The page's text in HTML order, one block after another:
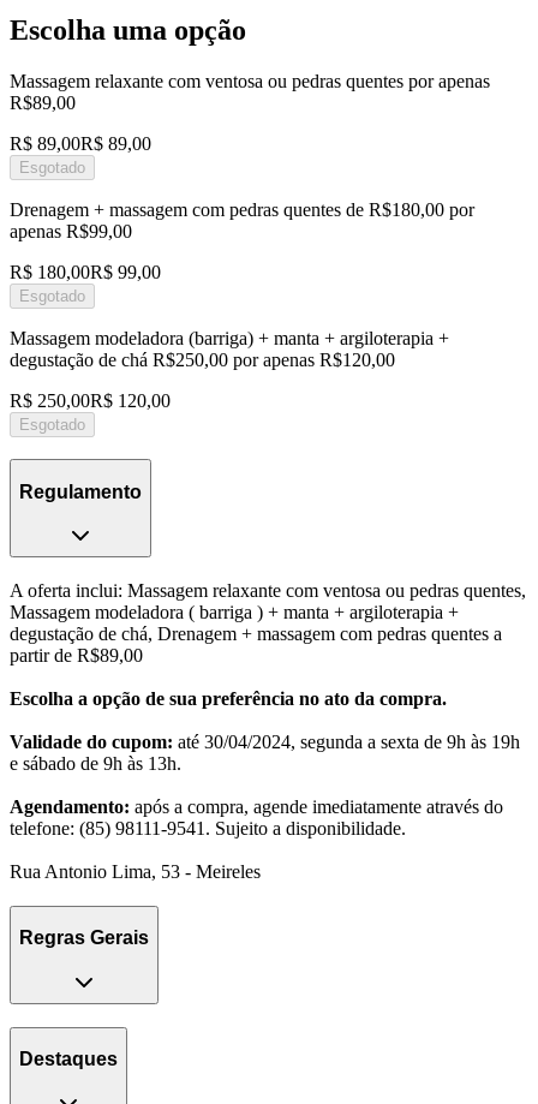
Escolha uma opção
Massagem relaxante com ventosa ou pedras quentes por apenas
R$89,00
R$ 89,00R$ 89,00
Esgotado
Drenagem + massagem com pedras quentes de R$180,00 por
apenas R$99,00
R$ 180,00R$ 99,00
Esgotado
Massagem modeladora (barriga) + manta + argiloterapia +
degustação de chá R$250,00 por apenas R$120,00
R$ 250,00R$ 120,00
Esgotado
Regulamento
A oferta inclui: Massagem relaxante com ventosa ou pedras quentes,
Massagem modeladora ( barriga ) + manta + argiloterapia +
degustação de chá, Drenagem + massagem com pedras quentes a
partir de R$89,00
Escolha a opção de sua preferência no ato da compra.
Validade do cupom: até 30/04/2024, segunda a sexta de 9h às 19h
e sábado de 9h às 13h.
Agendamento: após a compra, agende imediatamente através do
telefone: (85) 98111-9541. Sujeito a disponibilidade.
Rua Antonio Lima, 53 - Meireles
Regras Gerais
Destaques